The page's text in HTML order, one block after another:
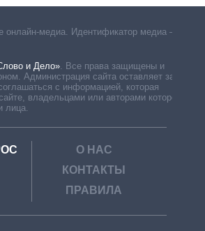
онлайн-медиа. Идентификатор медиа –
и Дело». Все права защищены и
Администрация сайта оставляет за
с информацией, которая
владельцами или авторами которой
лица.
О НАС
КОНТАКТЫ
ПРАВИЛА